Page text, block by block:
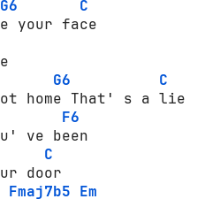
G6
C
your face
G6
C
home That' s a lie
F6
ve been
C
door
Fmaj7b5 Em